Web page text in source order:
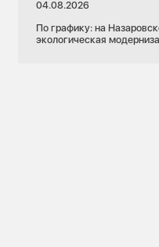
04.08.2026
По графику: на
экологическая